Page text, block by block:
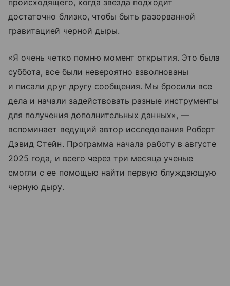
происходящего, когда звезда подходит
достаточно близко, чтобы быть разорванной
гравитацией черной дыры.
«Я очень четко помню момент открытия. Это была
суббота, все были невероятно взволнованы
и писали друг другу сообщения. Мы бросили все
дела и начали задействовать разные инструменты
для получения дополнительных данных», —
вспоминает ведущий автор исследования Роберт
Дэвид Стейн. Программа начала работу в августе
2025 года, и всего через три месяца ученые
смогли с ее помощью найти первую блуждающую
черную дыру.